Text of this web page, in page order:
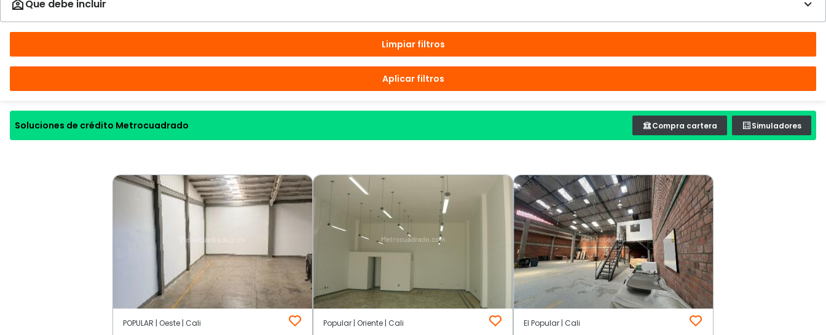
Limpiar filtros
Aplicar filtros
Soluciones de crédito Metrocuadrado Compra cartera Simuladores
POPULAR | Oeste | Cali Popular | Oriente | Cali El Popular | Cali